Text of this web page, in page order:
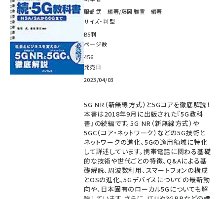
服部 武 編著/藤岡 雅宣 編著
サイズ・判型
B5判
ページ数
456
発売日
2023/04/03
5G NR（新無線方式）と5Gコアを徹底解説！
本書は2018年9月に出版された『5G教科
書』の続編です。5G NR（新無線方式）や
5GC（コア・ネットワーク）などの5G技術と
ネットワークの進化、5Gの適用領域に特化
して詳述しています。携帯電話に関わる基礎
的な技術や世代ごとの特徴、Q&Aによる基
礎解説、周波数利用、スマートフォンの構成
とOSの進化、5Gデバイスについての最新動
向や、日本固有のローカル5Gについても解